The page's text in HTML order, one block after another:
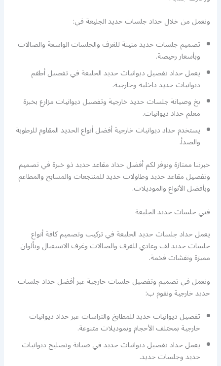
ونعمل من خلال حداد جلسات حديد الجليعة في:
تصميم جلسات حديد متينة للغرف والجلسات الواسعة والصالات
وبأسعار رخيصة.
يعمل حداد تفصيل ديوانيات حديد الجليعة في تفصيل أطقم
ديوانيات حديد داخلية وخارجية.
بخ وصيانة جلسات حديد خارجية وتفصيل ديوانيات مزارع بخبرة
معلم حداد ديوانيات.
يستخدم حداد ديوانيات خارجية أفضل أنواع الحديد المقاوم للرطوبة
والصدأ.
خبرتنا ممتازة ونوفر لكم أفضل حداد مقاعد حديد ذو خبرة في تصميم
وتفصيل مقاعد حديد وطاولات حديد للمنتجعات والمسابح والمطاعم
وبأفضل الأنواع والموديلات.
فني جلسات حديد الجليعة
يعمل حداد جلسات حديد الجليعة في تركيب وتصميم كافة أنواع
جلسات حديد لف وعادي للغرف والصالات وغرف الاستقبال وبألوان
مميزة ونقشات فخمة.
ونعمل في تصميم وتفصيل جلسات خارجية عبر أفضل حداد جلسات
حديد خارجية ونقوم ب:
تفصيل ديوانيات حديد للمطابخ والتراسات عبر حداد ديوانيات
خارجية بمختلف الأحجام وبموديلات متنوعة.
يعمل حداد تفصيل ديوانيات حديد في صيانة وتصليح ديوانيات
حديد وجلسات حديد.